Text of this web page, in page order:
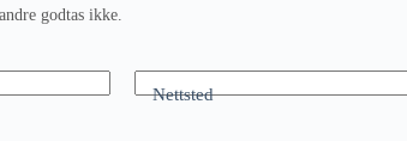
godtas ikke.
Nettsted